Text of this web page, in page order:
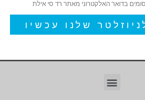
בדואר האלקטרוני מאתר רד סי אילת
שלנו עכשיו